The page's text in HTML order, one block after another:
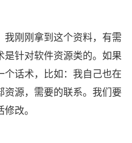
刚刚拿到这个资料，有需
针对软件资源类的。如果
话术，比如：我自己也在
源，需要的联系。我们要
改。